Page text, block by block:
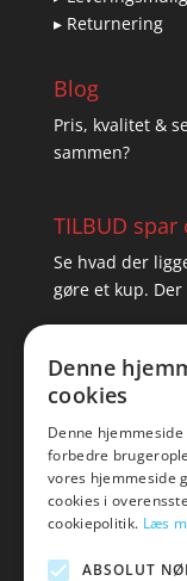
▸ Returnering
Blog
Pris, kvalitet &
sammen?
TILBUD spar
Se hvad der
gøre et kup.
Denne
cookies
Denne
forbedre
vores hjemmeside
cookies i
cookiepolitik. Læs
ABSOLUT